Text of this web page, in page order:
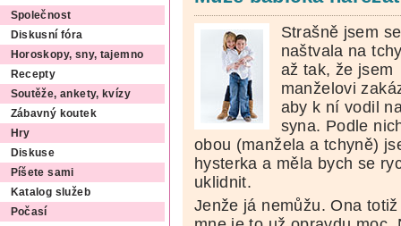
Společnost
Diskusní fóra
Horoskopy, sny, tajemno
Recepty
Soutěže, ankety, kvízy
Zábavný koutek
Hry
Diskuse
Píšete sami
Katalog služeb
Počasí
Strašně jsem se
naštvala na
až tak, že jsem
manželovi
aby k ní vodil
syna. Podle
obou (manžela a tchyně)
hysterka a měla bych se
uklidnit.
Jenže já nemůžu. Ona